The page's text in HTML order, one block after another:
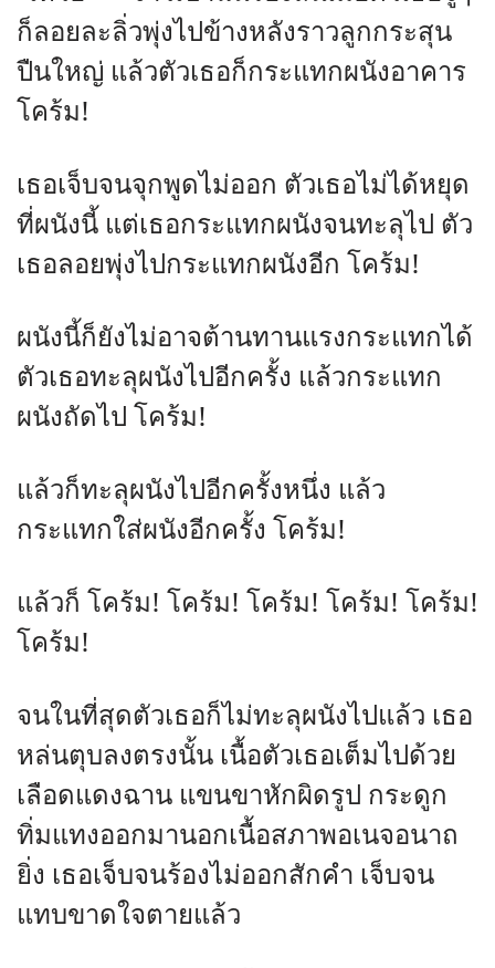
ก็ลอยละลิ่วพุ่งไปข้างหลังราวลูกกระสุน
ปืนใหญ่ แล้วตัวเธอก็กระแทกผนังอาคาร
โคร้ม!
เธอเจ็บจนจุกพูดไม่ออก ตัวเธอไม่ได้หยุด
ที่ผนังนี้ แต่เธอกระแทกผนังจนทะลุไป ตัว
เธอลอยพุ่งไปกระแทกผนังอีก โคร้ม!
ผนังนี้ก็ยังไม่อาจต้านทานแรงกระแทกได้
ตัวเธอทะลุผนังไปอีกครั้ง แล้วกระแทก
ผนังถัดไป โคร้ม!
แล้วก็ทะลุผนังไปอีกครั้งหนึ่ง แล้ว
กระแทกใส่ผนังอีกครั้ง โคร้ม!
แล้วก็ โคร้ม! โคร้ม! โคร้ม! โคร้ม! โคร้ม!
โคร้ม!
จนในที่สุดตัวเธอก็ไม่ทะลุผนังไปแล้ว เธอ
หล่นตุบลงตรงนั้น เนื้อตัวเธอเต็มไปด้วย
เลือดแดงฉาน แขนขาหักผิดรูป กระดูก
ทิ่มแทงออกมานอกเนื้อสภาพอเนจอนาถ
ยิ่ง เธอเจ็บจนร้องไม่ออกสักคำ เจ็บจน
แทบขาดใจตายแล้ว